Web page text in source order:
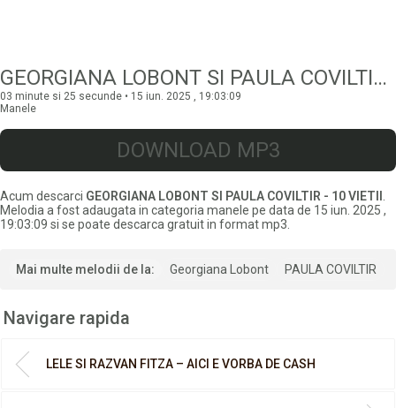
GEORGIANA LOBONT SI PAULA COVILTIR – 10 VIETII
03 minute si 25 secunde • 15 iun. 2025 , 19:03:09
Manele
DOWNLOAD MP3
Acum descarci GEORGIANA LOBONT SI PAULA COVILTIR - 10 VIETII
Melodia a fost adaugata in categoria manele pe data de 15 iun. 2025 ,
19:03:09 si se poate descarca gratuit in format mp3.
Mai multe melodii de la: Georgiana Lobont PAULA COVILTIR
Navigare rapida
LELE SI RAZVAN FITZA – AICI E VORBA DE CASH